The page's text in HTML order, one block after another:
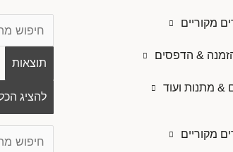
מקוריים
& הדפסים
& מתנות ועוד
תוצאות
להציג
מקוריים